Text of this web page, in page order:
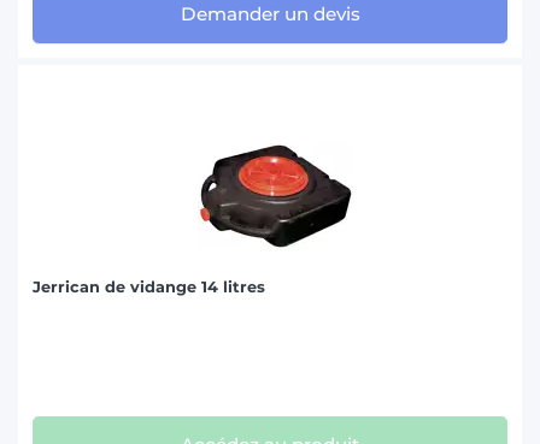
Demander un devis
Jerrican de vidange 14 litres